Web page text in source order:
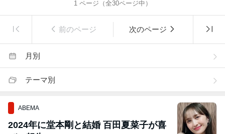
1ページ（全30ページ中）
前のページ 次のページ
月別
テーマ別
ABEMA
2024年に堂本剛と結婚 百田夏菜子が喜